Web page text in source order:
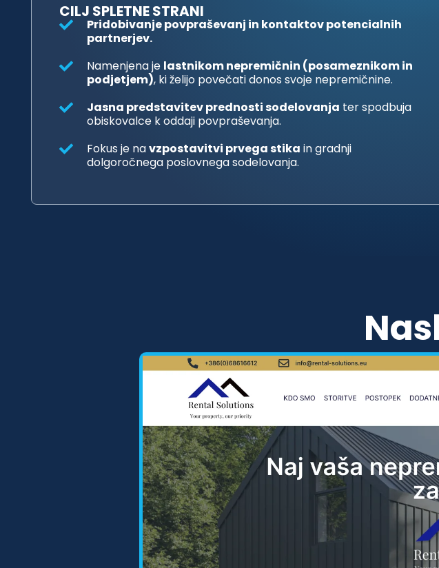
CILJ SPLETNE STRANI
Pridobivanje povpraševanj in kontaktov potencialnih
partnerjev.
Namenjena je lastnikom nepremičnin (posameznikom in
podjetjem), ki želijo povečati donos svoje nepremičnine.
Jasna predstavitev prednosti sodelovanja ter spodbuja
obiskovalce k oddaji povpraševanja.
Fokus je navzpostavitvi prvega stika in gradnji
dolgoročnega poslovnega sodelovanja.